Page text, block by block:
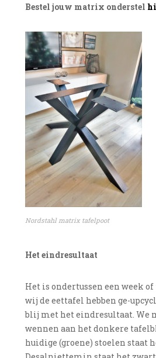
Bestel jouw matrix onderstel
Nordstahl matrix tafelpoot
Het eindresultaat
Het is ondertussen een week
wij de eettafel hebben ge-
blij met het eindresultaat. We
wennen aan het donkere
huidige (groene) stoelen staat